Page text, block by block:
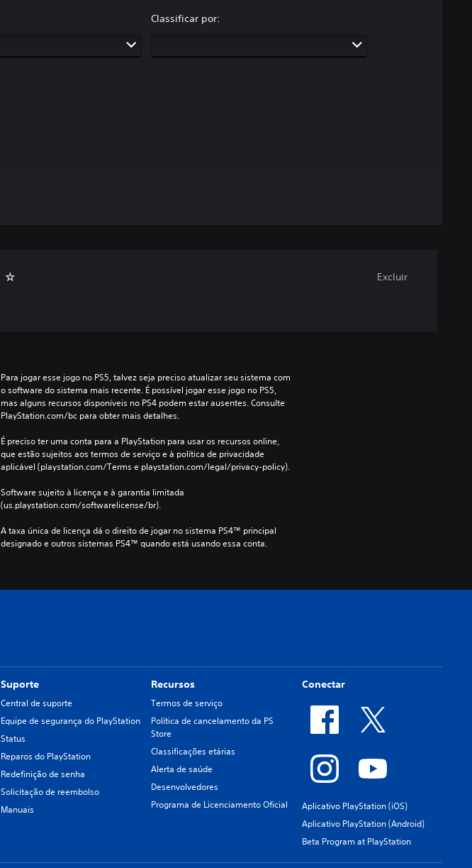
Classificar por:
Excluir
Para jogar esse jogo no PS5, talvez seja preciso atualizar seu sistema com
o software do sistema mais recente. É possível jogar esse jogo no PS5,
mas alguns recursos disponíveis no PS4 podem estar ausentes. Consulte
PlayStation.com/bc para obter mais detalhes.
É preciso ter uma conta para a PlayStation para usar os recursos online,
que estão sujeitos aos termos de serviço e à política de privacidade
aplicável (playstation.com/Terms e playstation.com/legal/privacy-policy).
Software sujeito à licença e à garantia limitada
(us.playstation.com/softwarelicense/br).
A taxa única de licença dá o direito de jogar no sistema PS4™ principal
designado e outros sistemas PS4™ quando está usando essa conta.
Suporte
Central de suporte
Equipe de segurança do PlayStation
Status
Reparos do PlayStation
Redefinição de senha
Solicitação de reembolso
Manuais
Recursos
Termos de serviço
Política de cancelamento da PS
Store
Classificações etárias
Alerta de saúde
Desenvolvedores
Programa de Licenciamento Oficial
Conectar
Aplicativo PlayStation (iOS)
Aplicativo PlayStation (Android)
Beta Program at PlayStation